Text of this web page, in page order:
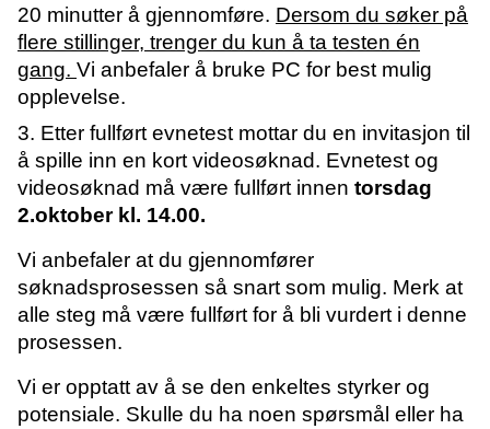
20 minutter å gjennomføre. Dersom du søker på
flere stillinger, trenger du kun å ta testen én
gang. Vi anbefaler å bruke PC for best mulig
opplevelse.
3. Etter fullført evnetest mottar du en invitasjon til
å spille inn en kort videosøknad. Evnetest og
videosøknad må være fullført innen torsdag
2.oktober kl. 14.00.
Vi anbefaler at du gjennomfører
søknadsprosessen så snart som mulig. Merk at
alle steg må være fullført for å bli vurdert i denne
prosessen.
Vi er opptatt av å se den enkeltes styrker og
potensiale. Skulle du ha noen spørsmål eller ha